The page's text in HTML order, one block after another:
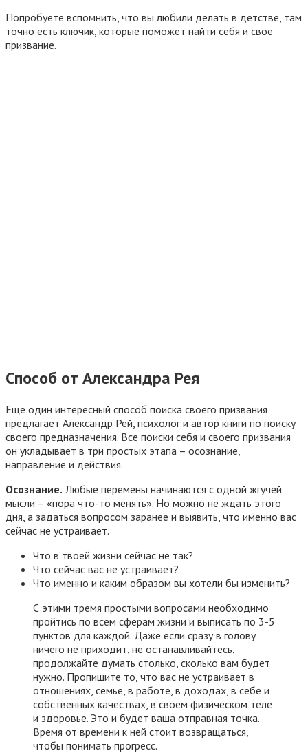
Попробуете вспомнить, что вы любили делать в детстве, там
точно есть ключик, которые поможет найти себя и свое
призвание.
Способ от Александра Рея
Еще один интересный способ поиска своего призвания
предлагает Александр Рей, психолог и автор книги по поиску
своего предназначения. Все поиски себя и своего призвания
он укладывает в три простых этапа – осознание,
направление и действия.
Осознание. Любые перемены начинаются с одной жгучей
мысли – «пора что-то менять». Но можно не ждать этого
дня, а задаться вопросом заранее и выявить, что именно вас
сейчас не устраивает.
Что в твоей жизни сейчас не так?
Что сейчас вас не устраивает?
Что именно и каким образом вы хотели бы изменить?
С этими тремя простыми вопросами необходимо
пройтись по всем сферам жизни и выписать по 3-5
пунктов для каждой. Даже если сразу в голову
ничего не приходит, не останавливайтесь,
продолжайте думать столько, сколько вам будет
нужно. Пропишите то, что вас не устраивает в
отношениях, семье, в работе, в доходах, в себе и
собственных качествах, в своем физическом теле
и здоровье. Это и будет ваша отправная точка.
Время от времени к ней стоит возвращаться,
чтобы понимать прогресс.